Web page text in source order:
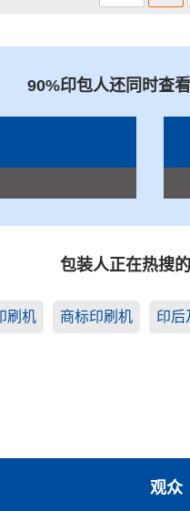
90%印包人还同时查
包装人正在热搜
刷机 商标印刷机 印后
观众